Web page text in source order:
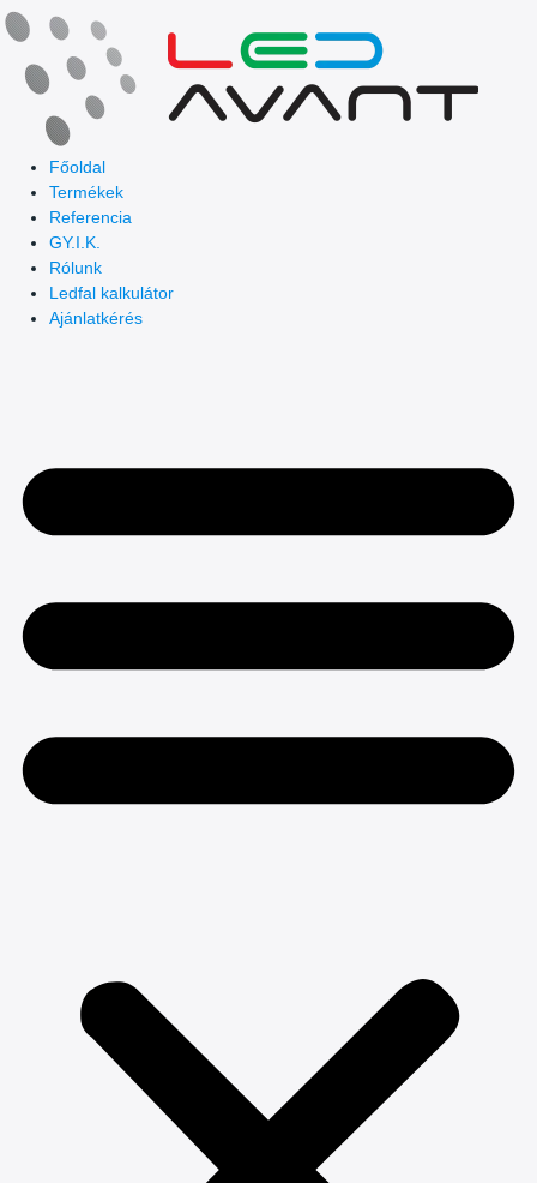
Skip
to
content
Főoldal
Termékek
Referencia
GY.I.K.
Rólunk
Ledfal kalkulátor
Ajánlatkérés